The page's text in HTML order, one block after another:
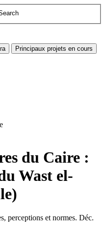
Principaux projets en cours
du Caire :
Wast el-
perceptions et normes. Déc.